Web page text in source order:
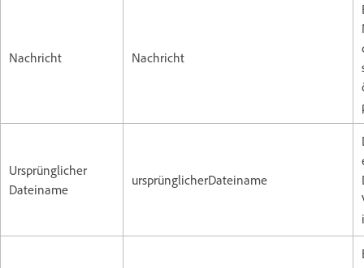
Nachricht Nachricht
Ursprünglicher
Dateiname
ursprünglicherDateiname